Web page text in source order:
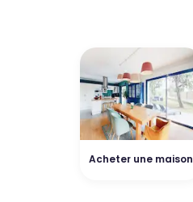
Acheter une maison